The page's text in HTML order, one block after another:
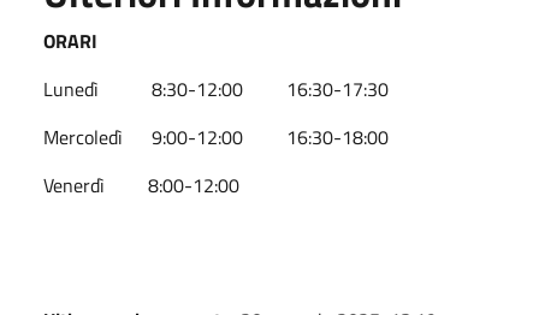
ORARI
Lunedì 8:30-12:00 16:30-17:30
Mercoledì 9:00-12:00 16:30-18:00
Venerdì 8:00-12:00